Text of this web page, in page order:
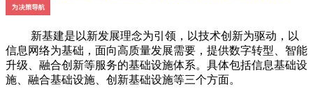
新基建是以新发展理念为引领，以技术创新为驱动，以
信息网络为基础，面向高质量发展需要，提供数字转型、智能
升级、融合创新等服务的基础设施体系。具体包括信息基础设
施、融合基础设施、创新基础设施等三个方面。